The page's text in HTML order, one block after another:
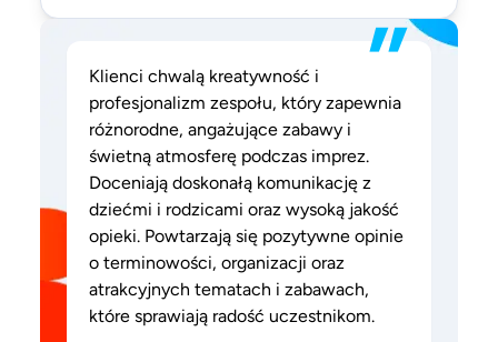
”
Klienci chwalą kreatywność i
profesjonalizm zespołu, który zapewnia
różnorodne, angażujące zabawy i
świetną atmosferę podczas imprez.
Doceniają doskonałą komunikację z
dziećmi i rodzicami oraz wysoką jakość
opieki. Powtarzają się pozytywne opinie
o terminowości, organizacji oraz
atrakcyjnych tematach i zabawach,
które sprawiają radość uczestnikom.